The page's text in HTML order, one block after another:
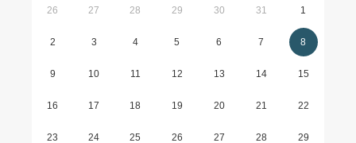
26 27 28 29 30 31 1
2 3 4 5 6 7 8
9 10 11 12 13 14 15
16 17 18 19 20 21 22
23 24 25 26 27 28 29